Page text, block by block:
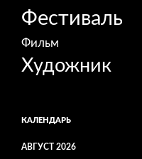
Фестиваль
Фильм
Художник
КАЛЕНДАРЬ
АВГУСТ 2026